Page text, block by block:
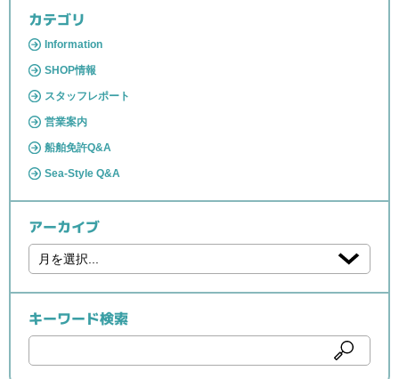
カテゴリ
Information
SHOP情報
スタッフレポート
営業案内
船舶免許Q&A
Sea-Style Q&A
アーカイブ
キーワード検索